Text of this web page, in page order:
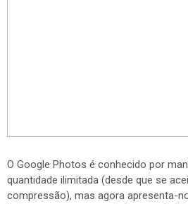
O Google Photos é conhecido por
quantidade ilimitada (desde que se
compressão), mas agora apresenta-